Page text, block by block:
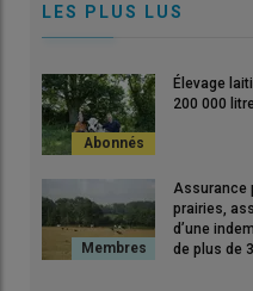
LES PLUS LUS
Élevage
200 000
Assurance
prairies,
d’une
de plus de